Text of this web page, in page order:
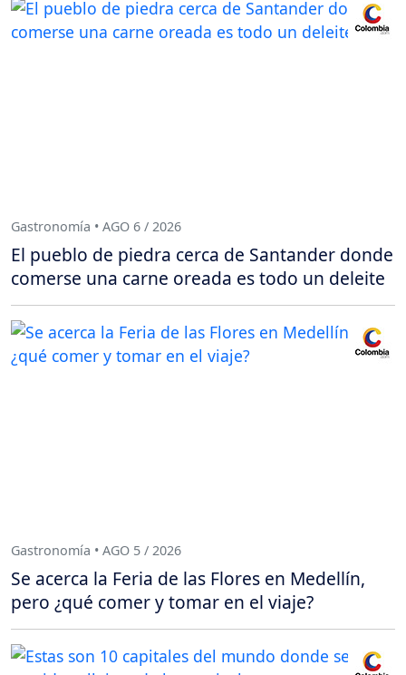
Gastronomía • AGO 6 / 2026
El pueblo de piedra cerca de Santander donde
comerse una carne oreada es todo un deleite
Gastronomía • AGO 5 / 2026
Se acerca la Feria de las Flores en Medellín,
pero ¿qué comer y tomar en el viaje?